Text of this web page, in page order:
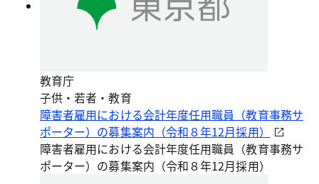
教育庁
子供・若者・教育
障害者雇用における会計年度任用職員（教育事務サ
ポーター）の募集案内（令和８年12月採用）
障害者雇用における会計年度任用職員（教育事務サ
ポーター）の募集案内（令和８年12月採用）